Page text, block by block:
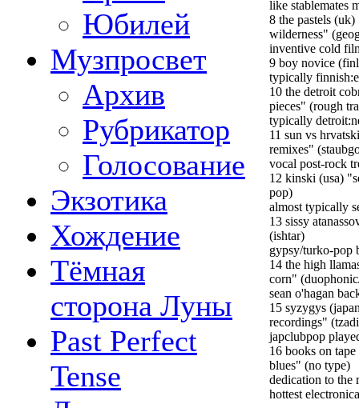
Юбилей
Музпросвет
Архив
Рубрикатор
Голосование
Экзотика
Хождение
Тёмная
сторона Луны
Past Perfect
Tense
like stablemates
8 the pastels
wilderness"
inventive cold
9 boy novice
typically
10 the detroit
pieces" (rough
typically
11 sun vs
remixes"
vocal post-rock
12 kinski (usa)
pop)
almost typically
13 sissy
(ishtar)
gypsy/turko-pop
14 the high
corn"
sean o'hagan
15 syzygys
recordings"
japclubpop
16 books on
blues" (no type)
dedication to the
hottest